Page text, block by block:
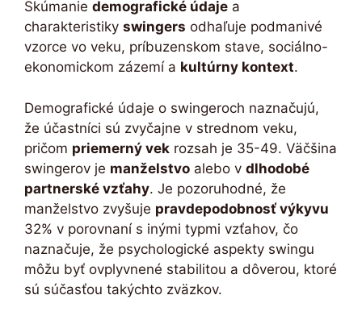
Skúmanie demografické údaje a
charakteristiky swingers odhaľuje podmanivé
vzorce vo veku, príbuzenskom stave, sociálno-
ekonomickom zázemí a kultúrny kontext.
Demografické údaje o swingeroch naznačujú,
že účastníci sú zvyčajne v strednom veku,
pričom priemerný vek rozsah je 35-49. Väčšina
swingerov je manželstvo alebo v dlhodobé
partnerské vzťahy. Je pozoruhodné, že
manželstvo zvyšuje pravdepodobnosť výkyvu
32% v porovnaní s inými typmi vzťahov, čo
naznačuje, že psychologické aspekty swingu
môžu byť ovplyvnené stabilitou a dôverou, ktoré
sú súčasťou takýchto zväzkov.